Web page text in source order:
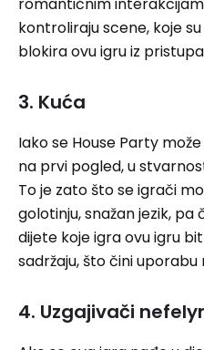
kontroliraju scene, koje
blokira ovu igru ​​iz
3. Kuća
Iako se House Party
na prvi pogled, u
To je zato što se igrači
golotinju, snažan jezik, pa
dijete koje igra ovu igru
sadržaju, što čini
4. Uzgajivači